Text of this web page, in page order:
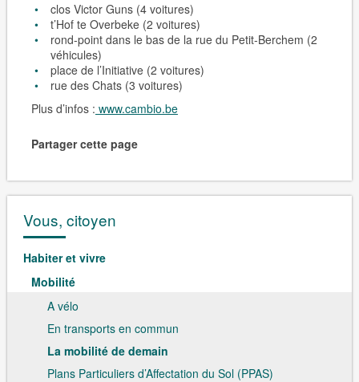
clos Victor Guns (4 voitures)
t’Hof te Overbeke (2 voitures)
rond-point dans le bas de la rue du Petit-Berchem (2
véhicules)
place de l’Initiative (2 voitures)
rue des Chats (3 voitures)
Plus d’infos : www.cambio.be
Partager cette page
Vous, citoyen
Habiter et vivre
Mobilité
A vélo
En transports en commun
La mobilité de demain
Plans Particuliers d’Affectation du Sol (PPAS)